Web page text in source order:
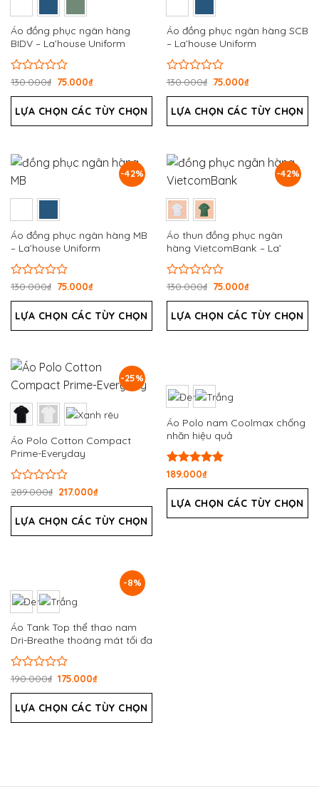
Áo đồng phục ngân hàng
BIDV – La’house Uniform
Được
hạng
0
5
130.000₫ 75.000₫
LỰA CHỌN CÁC TÙY CHỌN
Áo đồng phục ngân hàng SCB
– La’house Uniform
Được
hạng
0
5
130.000₫ 75.000₫
LỰA CHỌN CÁC TÙY CHỌN
-42%
Áo đồng phục ngân hàng MB
– La’house Uniform
Được
hạng
0
5
130.000₫ 75.000₫
LỰA CHỌN CÁC TÙY CHỌN
-42%
Áo thun đồng phục ngân
hàng VietcomBank – La’
House
Được
hạng
0
5
130.000₫ 75.000₫
LỰA CHỌN CÁC TÙY CHỌN
-25%
Áo Polo Cotton Compact
Prime-Everyday
Được
hạng
0
5
289.000₫ 217.000₫
LỰA CHỌN CÁC TÙY CHỌN
Áo Polo nam Coolmax chống
nhăn hiệu quả
Được xếp
5 sao
189.000₫
LỰA CHỌN CÁC TÙY CHỌN
-8%
Áo Tank Top thể thao nam
Dri-Breathe thoáng mát tối đa
Được
hạng
0
5
190.000₫ 175.000₫
LỰA CHỌN CÁC TÙY CHỌN